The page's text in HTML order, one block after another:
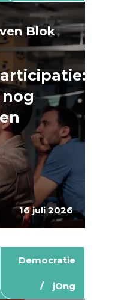
16 juli 2026
Blok
Democratie
jOng